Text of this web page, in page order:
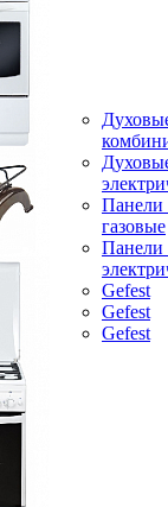
Панели
газовые
Панели
Gefest
Gefest
Gefest